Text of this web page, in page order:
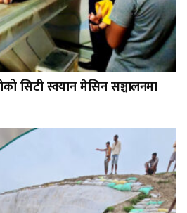
सिटी स्क्यान मेसिन सञ्चालनमा